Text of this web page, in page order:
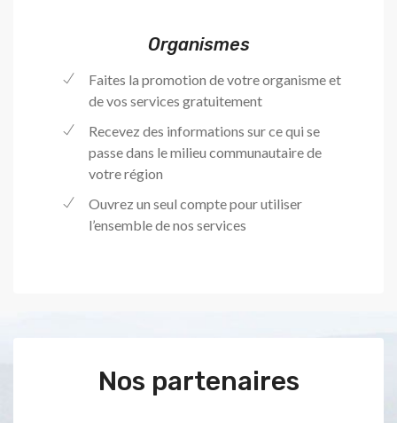
Organismes
Faites la promotion de votre organisme et
de vos services gratuitement
Recevez des informations sur ce qui se
passe dans le milieu communautaire de
votre région
Ouvrez un seul compte pour utiliser
l’ensemble de nos services
Nos partenaires